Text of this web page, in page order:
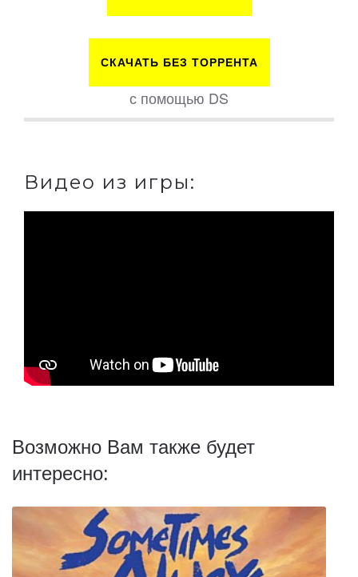
СКАЧАТЬ БЕЗ ТОРРЕНТА
с помощью DS
Видео из игры:
Возможно Вам также будет
интересно: